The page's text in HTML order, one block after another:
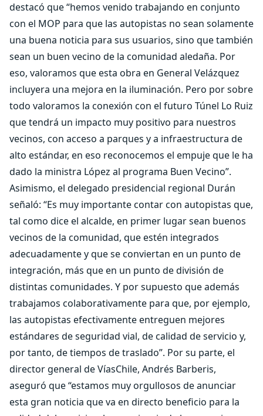
destacó que “hemos venido trabajando en conjunto
con el MOP para que las autopistas no sean solamente
una buena noticia para sus usuarios, sino que también
sean un buen vecino de la comunidad aledaña. Por
eso, valoramos que esta obra en General Velázquez
incluyera una mejora en la iluminación. Pero por sobre
todo valoramos la conexión con el futuro Túnel Lo Ruiz
que tendrá un impacto muy positivo para nuestros
vecinos, con acceso a parques y a infraestructura de
alto estándar, en eso reconocemos el empuje que le ha
dado la ministra López al programa Buen Vecino”.
Asimismo, el delegado presidencial regional Durán
señaló: “Es muy importante contar con autopistas que,
tal como dice el alcalde, en primer lugar sean buenos
vecinos de la comunidad, que estén integrados
adecuadamente y que se conviertan en un punto de
integración, más que en un punto de división de
distintas comunidades. Y por supuesto que además
trabajamos colaborativamente para que, por ejemplo,
las autopistas efectivamente entreguen mejores
estándares de seguridad vial, de calidad de servicio y,
por tanto, de tiempos de traslado”. Por su parte, el
director general de VíasChile, Andrés Barberis,
aseguró que “estamos muy orgullosos de anunciar
esta gran noticia que va en directo beneficio para la